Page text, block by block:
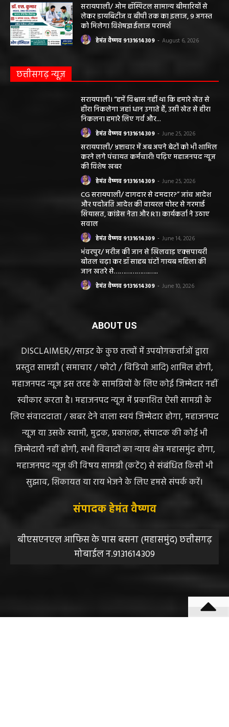
सरायपाली/ ओम हॉस्पिटल सामान्य बीमारियों से
लेकर डायबिटीज व बीपी तक का इलाज, 9 अगस्त
को मिलेगा विशेषज्ञ ईलाज परामर्श
हेमंत वैष्णव 9131614309 - August 6, 2026
छत्तीसगढ़ न्यूज़
सरायपाली। “हमें विश्वास नहीं था कि हमारे खेत से
हीरा निकलेगा जहां धान उगाते हैं, उसी खेत से हीरा
निकलना हमारे लिए गर्व और...
हेमंत वैष्णव 9131614309 - June 25, 2026
सरायपाली/ भ्रष्टाचार में अब अपने बेटों को भी शामिल
करने लगे पंचायत कर्मचारी! पढ़िए महाजनपद न्यूज
की विशेष खबर
हेमंत वैष्णव 9131614309 - June 25, 2026
CG सरायपाली/ दागदार से दमदार?” जांच आदेश
और पदोन्नति आदेश की वायरल पोस्ट से गरमाई
सियासत, कांग्रेस नेता और RTI कार्यकर्ता ने उठाए
सवाल
हेमंत वैष्णव 9131614309 - June 14, 2026
भंवरपुर/ मरीज की जान से खिलवाड़ एक्सपायरी
बोतल चढ़ा कर डॉ साहब घंटों गायब महिला की
जान खतरे से……………….…..
हेमंत वैष्णव 9131614309 - June 10, 2026
ABOUT US
DISCLAIMER//साइट के कुछ तत्वों में उपयोगकर्ताओं द्वारा
प्रस्तुत सामग्री ( समाचार / फोटो / विडियो आदि) शामिल होगी,
महाजनपद न्यूज इस तरह के सामग्रियों के लिए कोई जिम्मेदार नहीं
स्वीकार करता है। महाजनपद न्यूज में प्रकाशित ऐसी सामग्री के
लिए संवाददाता / खबर देने वाला स्वयं जिम्मेदार होगा, महाजनपद
न्यूज या उसके स्वामी, मुद्रक, प्रकाशक, संपादक की कोई भी
जिम्मेदारी नहीं होगी, सभी विवादों का न्याय क्षेत्र महासमुंद होगा,
महाजनपद न्यूज की विषय सामग्री (कटेंट) से संबंधित किसी भी
सुझाव, शिकायत या राय भेजने के लिए हमसे संपर्क करें।
संपादक हेमंत वैष्णव
बीएसएनएल आफिस के पास बसना (महासमुंद) छत्तीसगढ़
मोबाईल न.9131614309